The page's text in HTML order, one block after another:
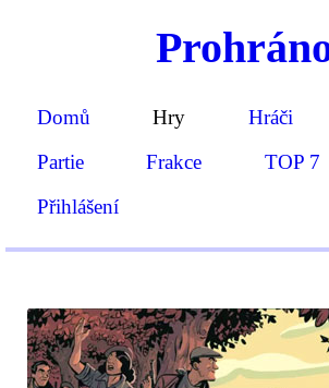
Domů Hry Hráči
Partie
Frakce TOP 7
Přihlášení